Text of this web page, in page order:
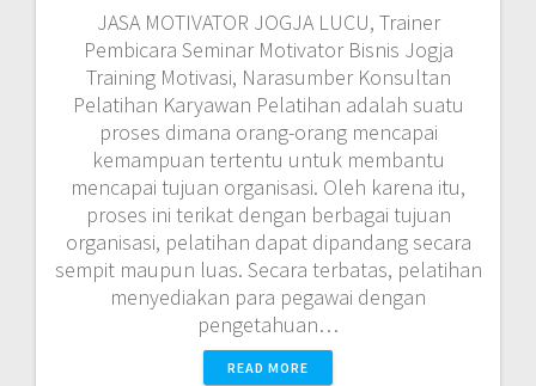
JASA MOTIVATOR JOGJA LUCU, Trainer
Pembicara Seminar Motivator Bisnis Jogja
Training Motivasi, Narasumber Konsultan
Pelatihan Karyawan Pelatihan adalah suatu
proses dimana orang-orang mencapai
kemampuan tertentu untuk membantu
mencapai tujuan organisasi. Oleh karena itu,
proses ini terikat dengan berbagai tujuan
organisasi, pelatihan dapat dipandang secara
sempit maupun luas. Secara terbatas, pelatihan
menyediakan para pegawai dengan
pengetahuan…
READ MORE